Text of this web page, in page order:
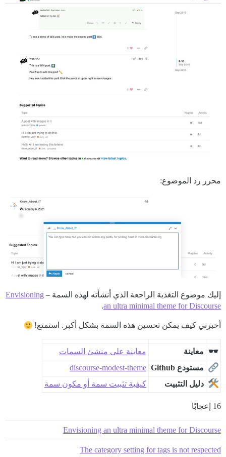
محرر رد الموضوع:
إليك موضوع التغذية الراجعة الذي أنشأته لهذه السمة – Envisioning
an ultra minimal theme for Discourse
.
أخبرني كيف يمكن تحسين هذه السمة بشكل أكبر. استمتع!
معاينة
معاينة على منشئ السمات
مستودع Github
discourse-modest-theme
دليل التثبيت
كيفية تثبيت سمة أو مكون سمة
16 إعجابًا
Envisioning an ultra minimal theme for Discourse
The category setting for tags is not respected